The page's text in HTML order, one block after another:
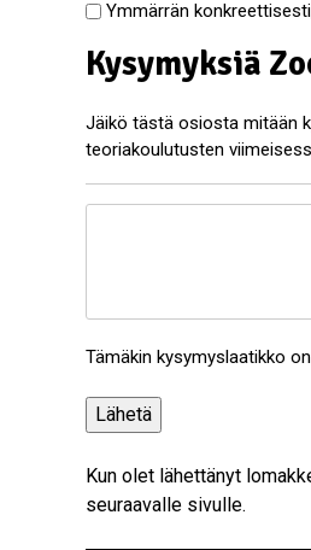
Ymmärrän
Kysymyksiä
Jäikö tästä osiosta mitään
teoriakoulutusten
k
m
y
Tämäkin kysymyslaatikko
Kun olet lähettänyt
seuraavalle sivulle.